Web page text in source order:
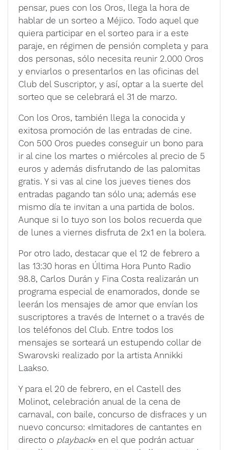
pensar, pues con los Oros, llega la hora de
hablar de un sorteo a Méjico. Todo aquel que
quiera participar en el sorteo para ir a este
paraje, en régimen de pensión completa y para
dos personas, sólo necesita reunir 2.000 Oros
y enviarlos o presentarlos en las oficinas del
Club del Suscriptor, y así, optar a la suerte del
sorteo que se celebrará el 31 de marzo.
Con los Oros, también llega la conocida y
exitosa promoción de las entradas de cine.
Con 500 Oros puedes conseguir un bono para
ir al cine los martes o miércoles al precio de 5
euros y además disfrutando de las palomitas
gratis. Y si vas al cine los jueves tienes dos
entradas pagando tan sólo una; además ese
mismo día te invitan a una partida de bolos.
Aunque si lo tuyo son los bolos recuerda que
de lunes a viernes disfruta de 2x1 en la bolera.
Por otro lado, destacar que el 12 de febrero a
las 13:30 horas en Última Hora Punto Radio
98.8, Carlos Durán y Fina Costa realizarán un
programa especial de enamorados, donde se
leerán los mensajes de amor que envían los
suscriptores a través de Internet o a través de
los teléfonos del Club. Entre todos los
mensajes se sorteará un estupendo collar de
Swarovski realizado por la artista Annikki
Laakso.
Y para el 20 de febrero, en el Castell des
Molinot, celebración anual de la cena de
carnaval, con baile, concurso de disfraces y un
nuevo concurso: «Imitadores de cantantes en
directo o playback» en el que podrán actuar